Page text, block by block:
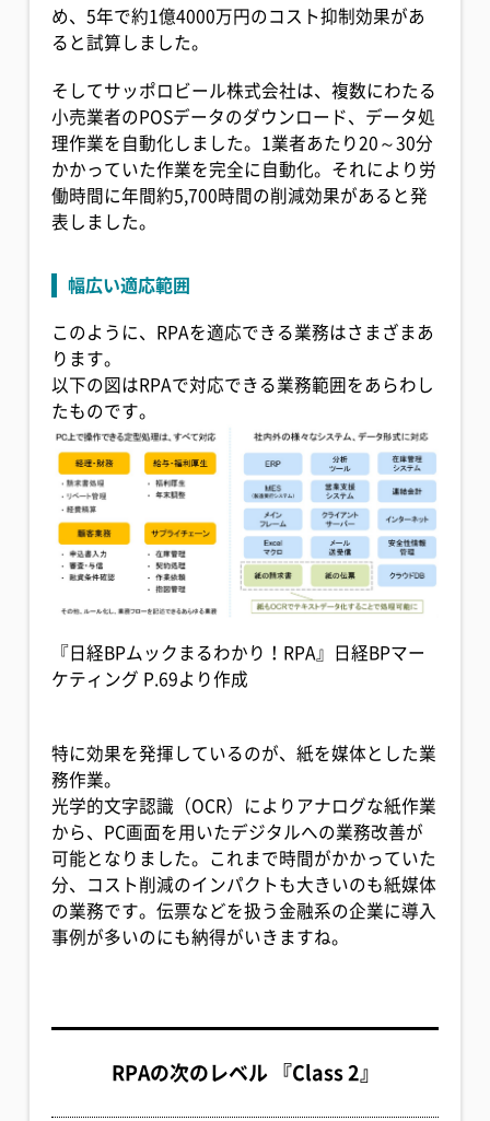
め、5年で約1億4000万円のコスト抑制効果があ
ると試算しました。
そしてサッポロビール株式会社は、複数にわたる
小売業者のPOSデータのダウンロード、データ処
理作業を自動化しました。1業者あたり20～30分
かかっていた作業を完全に自動化。それにより労
働時間に年間約5,700時間の削減効果があると発
表しました。
幅広い適応範囲
このように、RPAを適応できる業務はさまざまあ
ります。
以下の図はRPAで対応できる業務範囲をあらわし
たものです。
『日経BPムックまるわかり！RPA』日経BPマー
ケティング P.69より作成
特に効果を発揮しているのが、紙を媒体とした業
務作業。
光学的文字認識（OCR）によりアナログな紙作業
から、PC画面を用いたデジタルへの業務改善が
可能となりました。これまで時間がかかっていた
分、コスト削減のインパクトも大きいのも紙媒体
の業務です。伝票などを扱う金融系の企業に導入
事例が多いのにも納得がいきますね。
RPAの次のレベル 『Class 2』